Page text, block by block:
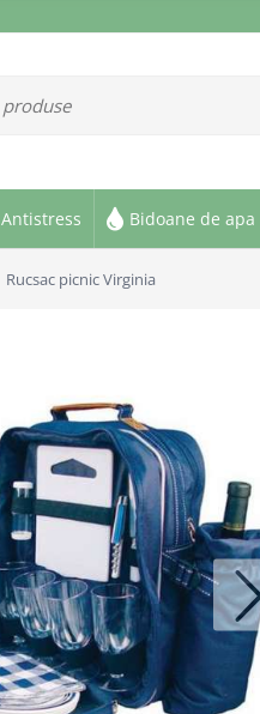
Antistress Bidoane de apa
Rucsac picnic Virginia